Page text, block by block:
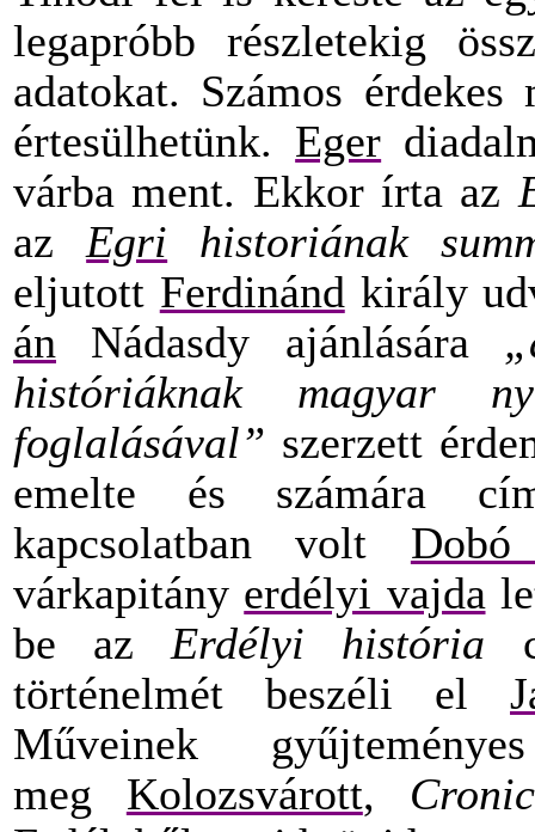
legapróbb részletekig
adatokat. Számos
értesülhetünk. Eger
várba ment. Ekkor írta az
azEgri historiának
eljutott Ferdinánd király
án Nádasdy ajánlására
históriáknak magyar
foglalásával” szerzett
emelte és számára
kapcsolatban volt
várkapitány erdélyi vajda
be azErdélyi história
történelmét beszéli el
Műveinek
meg Kolozsvárott,